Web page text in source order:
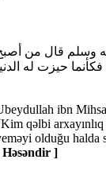
وسلم قال من
حيزت له
ibn
qəlbi
olduğu halda
Həsəndir ]